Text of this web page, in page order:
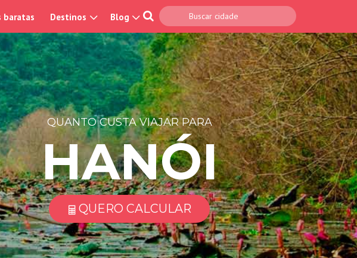
baratas Destinos Blog
QUANTO CUSTA VIAJAR PARA
HANÓI
QUERO CALCULAR